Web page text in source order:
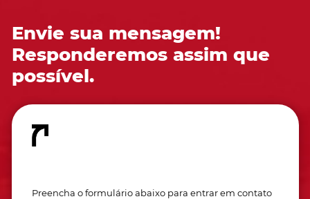
Envie sua mensagem!
Responderemos assim que
possível.
Preencha o formulário abaixo para entrar em contato